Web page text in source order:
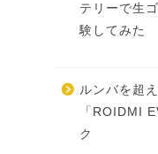
テリーで生
験してみた
ルンバを超
「ROIDMI
ク